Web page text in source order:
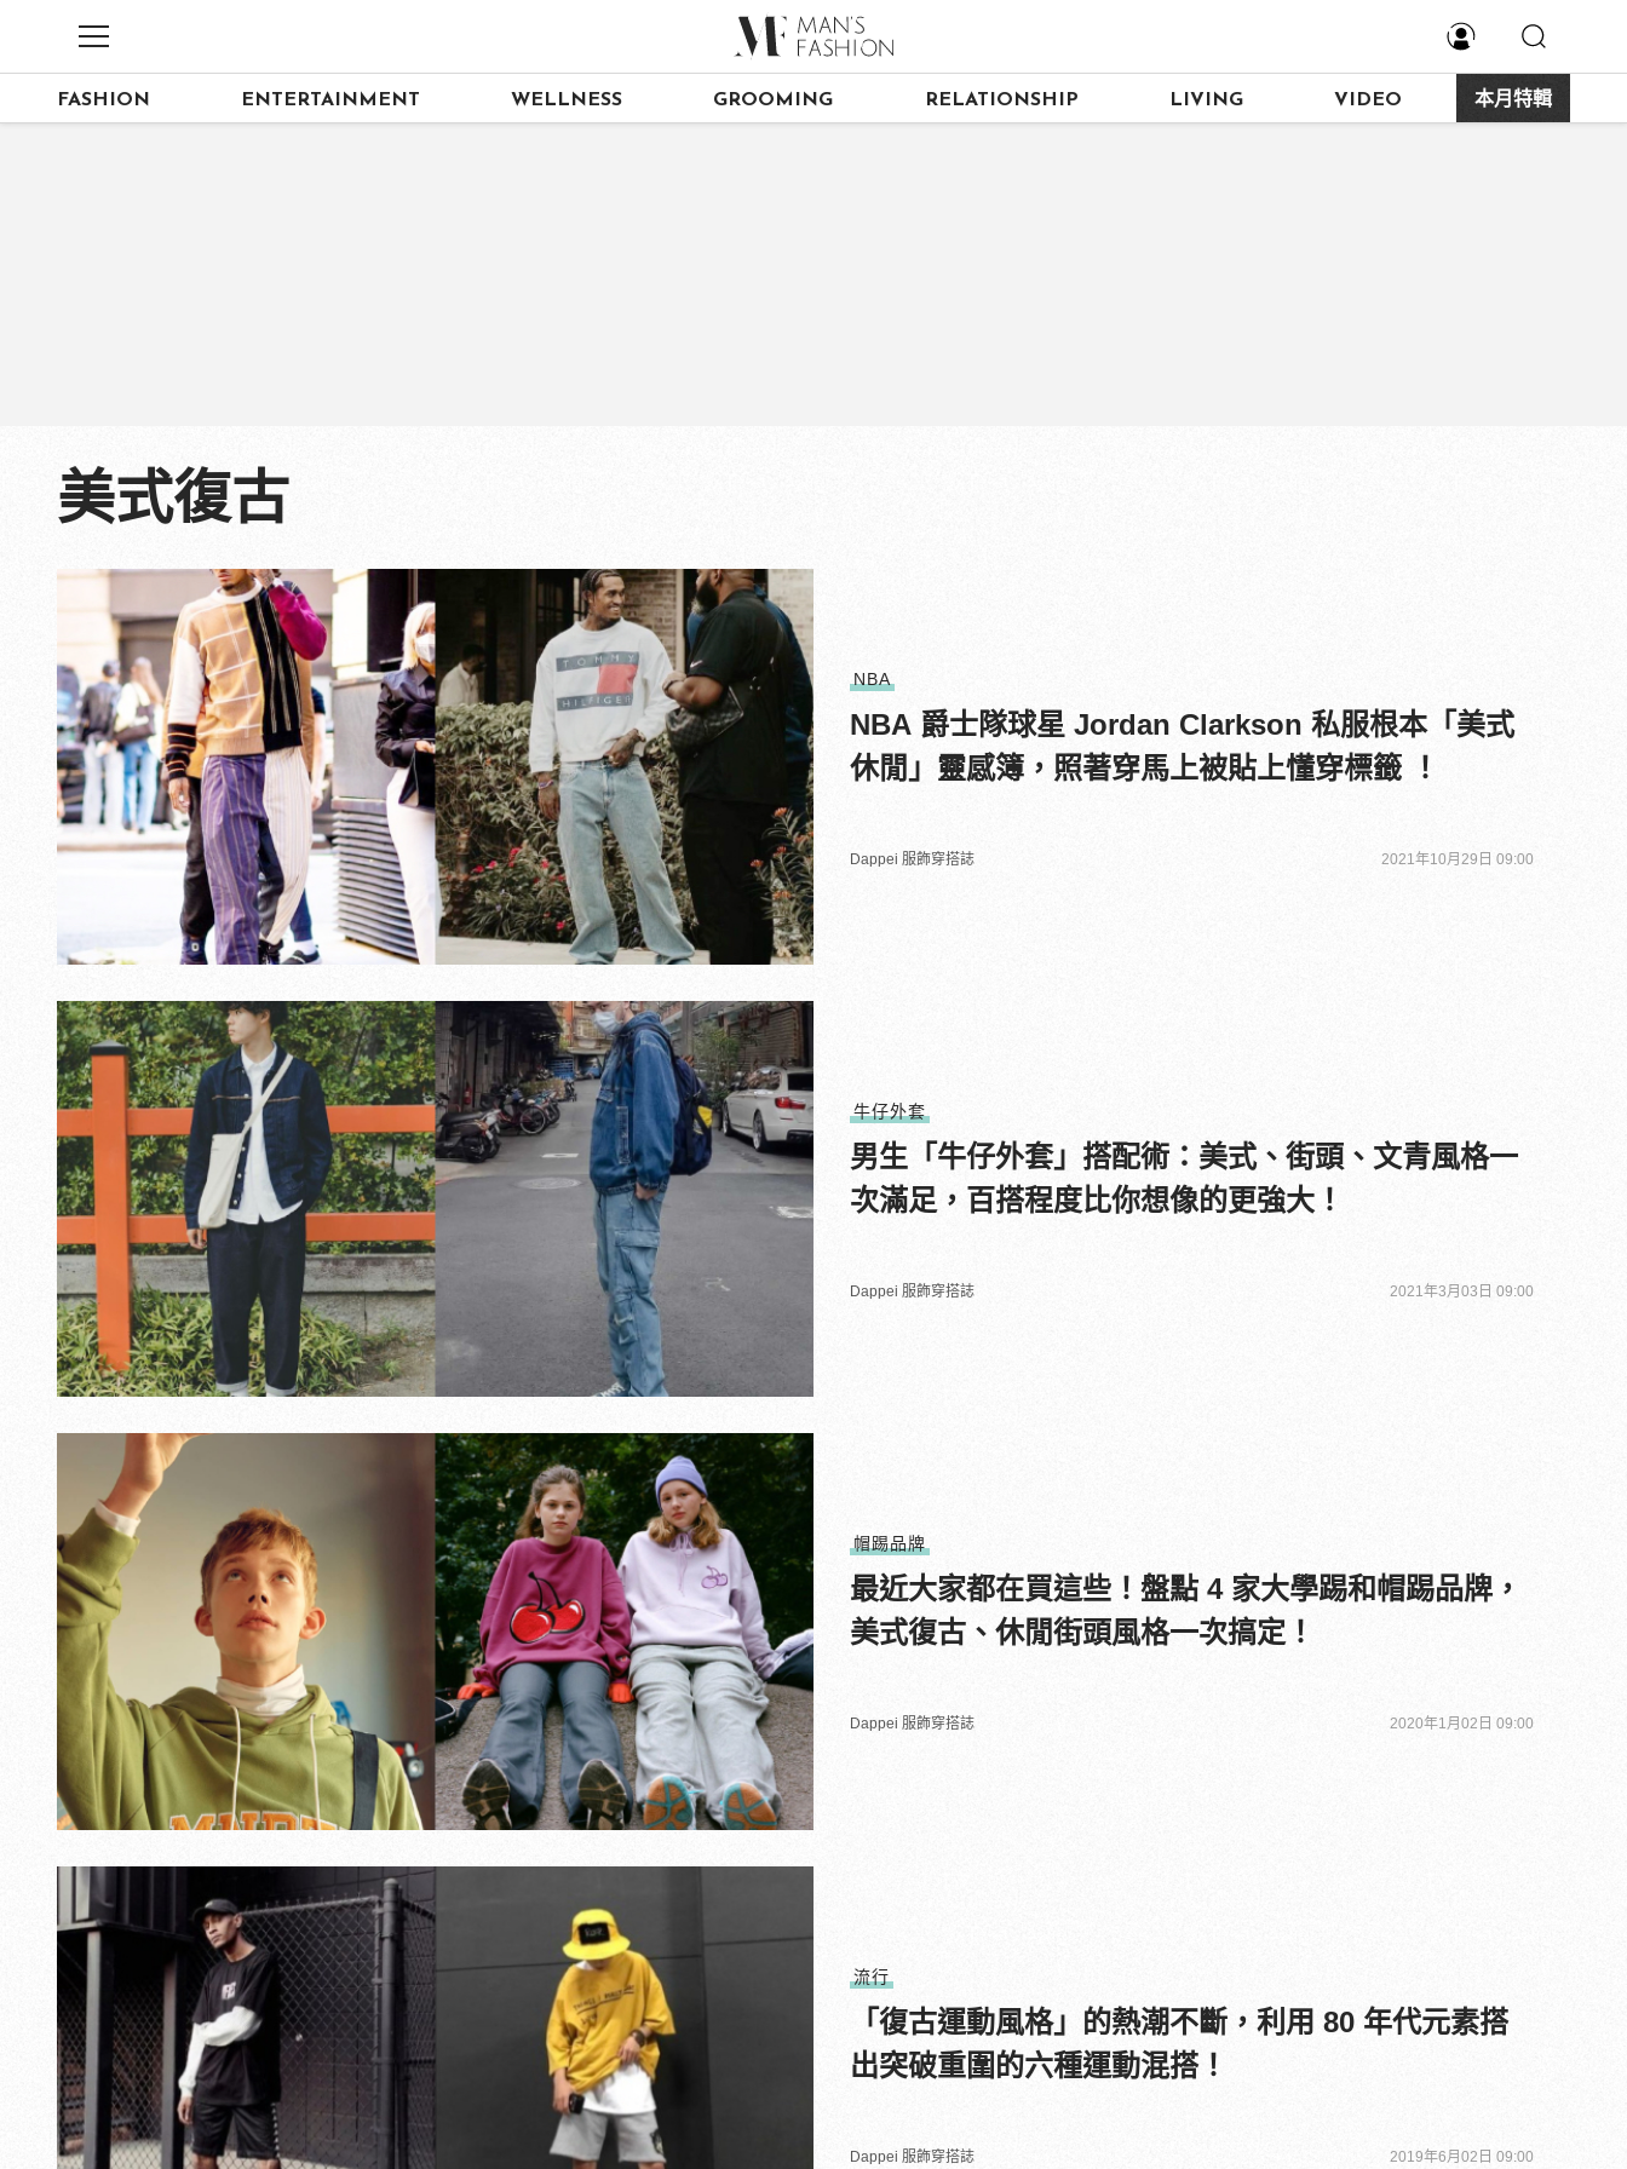
FASHION ENTERTAINMENT WELLNESS GROOMING RELATIONSHIP LIVING VIDEO 本月特輯
美式復古
NBA
NBA 爵士隊球星 Jordan Clarkson 私服根本「美式
休閒」靈感簿，照著穿馬上被貼上懂穿標籤 ！
Dappei 服飾穿搭誌 2021年10月29日 09:00
牛仔外套
男生「牛仔外套」搭配術：美式、街頭、文青風格一
次滿足，百搭程度比你想像的更強大！
Dappei 服飾穿搭誌 2021年3月03日 09:00
帽踢品牌
最近大家都在買這些！盤點 4 家大學踢和帽踢品牌，
美式復古、休閒街頭風格一次搞定！
Dappei 服飾穿搭誌 2020年1月02日 09:00
流行
「復古運動風格」的熱潮不斷，利用 80 年代元素搭
出突破重圍的六種運動混搭！
Dappei 服飾穿搭誌 2019年6月02日 09:00